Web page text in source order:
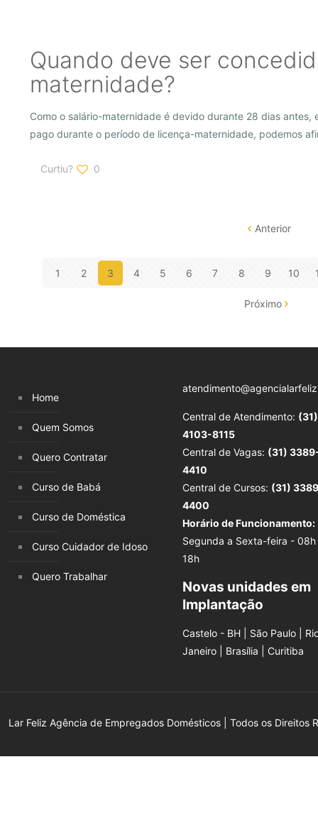
Quando deve ser
maternidade?
Como o salário-maternidade é devido durante 28 dias
pago durante o período de licença-maternidade, podemos
Curtiu? 0
Anterior
1 2 3 4 5 6 7 8 9 10
Próximo
Home
Quem Somos
Quero Contratar
Curso de Babá
Curso de Doméstica
Curso Cuidador de Idoso
Quero Trabalhar
Central de Atendimento: (31)
4103-8115
Central de Vagas: (31)
4410
Central de Cursos: (31)
4400
Horário de Funcionamento:
Segunda a Sexta-feira - 08h
18h
Novas unidades em
Implantação
Castelo - BH | São Paulo |
Janeiro | Brasília | Curitiba
Lar Feliz Agência de Empregados Domésticos | Todos os Direitos